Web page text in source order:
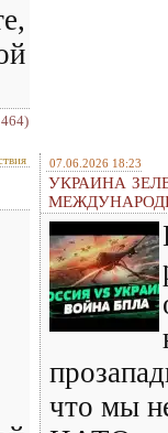
07.06.2026 18:23
УКРАИНА
что мы